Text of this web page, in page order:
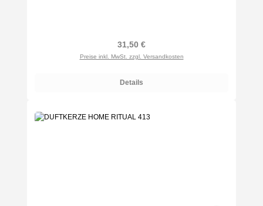
Regulärer Preis:
31,50 €
Preise inkl. MwSt. zzgl. Versandkosten
Details